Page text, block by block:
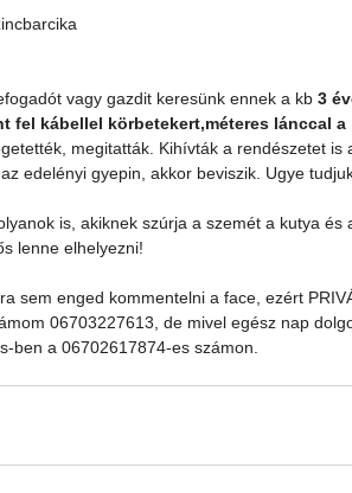
vagy gazdit keresünk ennek a kb 3
fel kábellel körbetekert,méteres lánccal
megitatták. Kihívták a rendészetet
edelényi gyepin, akkor beviszik. Ugye
is, akiknek szúrja a szemét a kutya
lenne elhelyezni!
sem enged kommentelni a face, ezért
06703227613, de mivel egész nap
ben a 06702617874-es számon.